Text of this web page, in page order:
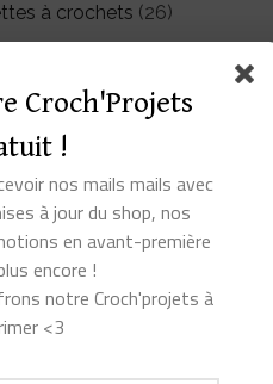
à crochets (26)
Croch'Projets
!
nos mails mails avec
à jour du shop, nos
en avant-première
encore !
notre Croch'projets à
<3